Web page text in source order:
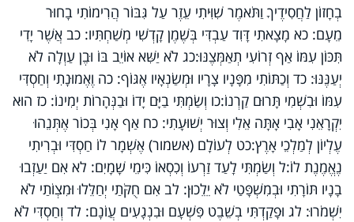
בְחָזוֹן לַחֲסִידֶיךָ וַתֹּאמֶר שִׁוִּיתִי עֵזֶר עַל גִּבּוֹר הֲרִימוֹתִי בָחוּר
מֵעָם: כא מָצָאתִי דָּוִד עַבְדִּי בְּשֶׁמֶן קָדְשִׁי מְשַׁחְתִּיו: כב אֲשֶׁר יָדִי
תִּכּוֹן עִמּוֹ אַף זְרוֹעִי תְאַמְּצֶנּוּ:כג לֹא יַשִּׁא אוֹיֵב בּוֹ וּבֶן עַוְלָה לֹא
יְעַנֶּנּוּ: כד וְכַתּוֹתִי מִפָּנָיו צָרָיו וּמְשַׂנְאָיו אֶגּוֹף: כה וֶאֶמוּנָתִי וְחַסְדִּי
עִמּוֹ וּבִשְׁמִי תָּרוּם קַרְנוֹ:כו וְשַׂמְתִּי בַיָּם יָדוֹ וּבַנְּהָרוֹת יְמִינוֹ: כז הוּא
יִקְרָאֵנִי אָבִי אָתָּה אֵלִי וְצוּר יְשׁוּעָתִי: כח אַף אָנִי בְּכוֹר אֶתְּנֵהוּ
עֶלְיוֹן לְמַלְכֵי אָרֶץ:כט לְעוֹלָם (אשמור) אֶשְׁמָר לוֹ חַסְדִּי וּבְרִיתִי
נֶאֱמֶנֶת לוֹ:ל וְשַׂמְתִּי לָעַד זַרְעוֹ וְכִסְאוֹ כִּימֵי שָׁמָיִם: לא אִם יַעַזְבוּ
בָנָיו תּוֹרָתִי וּבְמִשְׁפָּטַי לֹא יֵלֵכוּן: לב אִם חֻקֹּתַי יְחַלֵּלוּ וּמִצְוֹתַי לֹא
יִשְׁמֹרוּ: לג וּפָקַדְתִּי בְשֵׁבֶט פִּשְׁעָם וּבִנְגָעִים עֲוֹנָם: לד וְחַסְדִּי לֹא